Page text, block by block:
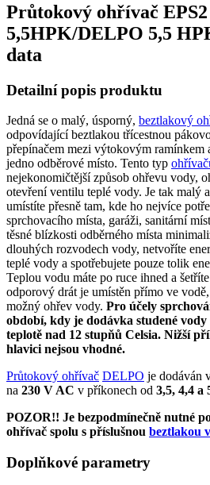
Průtokový ohřívač EPS2
5,5HPK/DELPO 5,5
data
Detailní popis produktu
Jedná se o malý, úsporný, beztlakový
odpovídající beztlakou třícestnou
přepínačem mezi výtokovým ramínkem
jedno odběrové místo. Tento typ
nejekonomičtější způsob ohřevu vody,
otevření ventilu teplé vody. Je tak malý
umístíte přesně tam, kde ho nejvíce
sprchovacího místa, garáži, sanitární
těsné blízkosti odběrného místa
dlouhých rozvodech vody, netvoříte
teplé vody a spotřebujete pouze tolik
Teplou vodu máte po ruce ihned a
odporový drát je umístěn přímo ve
možný ohřev vody. Pro účely
období, kdy je dodávka studené
teplotě nad 12 stupňů Celsia. Nižší
hlavici nejsou vhodné.
Průtokový ohřívač DELPO je dodáván
na 230 V AC v příkonech od 3,5, 4,4 a
POZOR!! Je bezpodmínečně nutné
ohřívač spolu s příslušnou beztlakou
Doplňkové parametry